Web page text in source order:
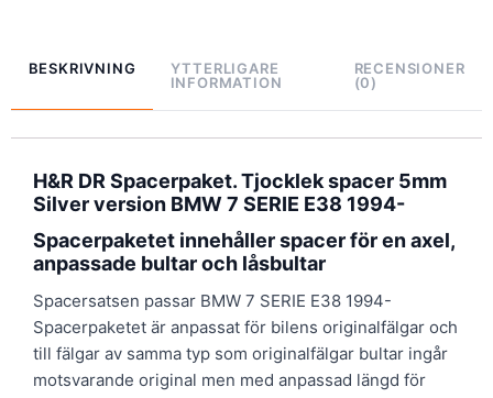
BESKRIVNING
YTTERLIGARE
INFORMATION
RECENSIONER
(0)
H&R DR Spacerpaket. Tjocklek spacer 5mm
Silver version BMW 7 SERIE E38 1994-
Spacerpaketet innehåller spacer för en axel,
anpassade bultar och låsbultar
Spacersatsen passar BMW 7 SERIE E38 1994-
Spacerpaketet är anpassat för bilens originalfälgar och
till fälgar av samma typ som originalfälgar bultar ingår
motsvarande original men med anpassad längd för